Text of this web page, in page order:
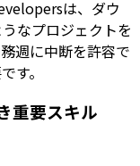
は、ダウ
なプロジェクトを
週に中断を許容で
す。
重要スキル